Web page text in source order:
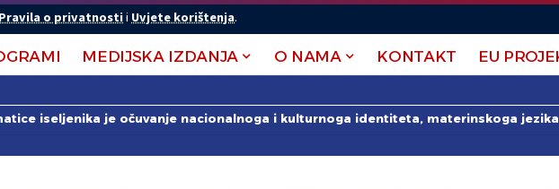
Pravila o privatnostii Uvjete korištenja.
MEDIJSKA IZDANJA O NAMA KONTAKT EU
iseljenika je očuvanje nacionalnoga i kulturnoga identiteta, materinskoga